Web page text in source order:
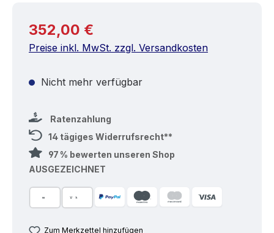
Regulärer Preis:
352,00 €
Preise inkl. MwSt. zzgl. Versandkosten
Nicht mehr verfügbar
Ratenzahlung
14 tägiges Widerrufsrecht**
97 % bewerten unseren Shop
AUSGEZEICHNET
Zum Merkzettel hinzufügen